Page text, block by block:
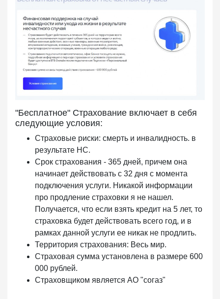
"Бесплатное" Страхование включает в себя
следующие условия:
Страховые риски: смерть и инвалидность. в
результате НС.
Срок страхования - 365 дней, причем она
начинает действовать с 32 дня с момента
подключения услуги. Никакой информации
про продление страховки я не нашел.
Получается, что если взять кредит на 5 лет, то
страховка будет действовать всего год, и в
рамках данной услуги ее никак не продлить.
Территория страхования: Весь мир.
Страховая сумма установлена в размере 600
000 рублей.
Страховщиком является АO "согаз"